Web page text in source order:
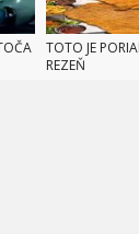
TOTO JE
REZEŇ